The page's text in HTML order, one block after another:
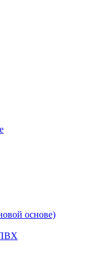
основе)
ПВХ